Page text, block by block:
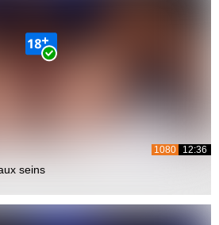
seins
1080 12:36